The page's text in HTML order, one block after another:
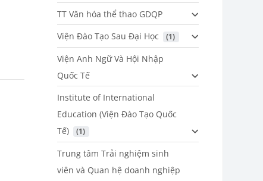
TT Văn hóa thể thao GDQP
Viện Đào Tạo Sau Đại Học
(1)
Viện Anh Ngữ Và Hội Nhập
Quốc Tế
Institute of International
Education (Viện Đào Tạo Quốc
Tế)
(1)
Trung tâm Trải nghiệm sinh
viên và Quan hệ doanh nghiệp